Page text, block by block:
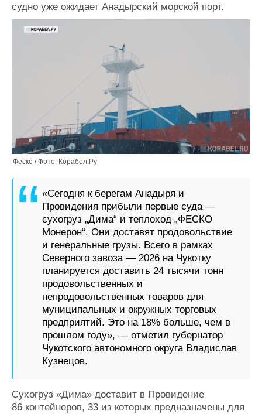
Конференции
Выставки и семинары
Флот
Все службы
судно уже ожидает Анадырский морской порт.
Феско / Фото: Корабел.Ру
«Сегодня к берегам Анадыря и
Провидения прибыли первые суда —
сухогруз „Дима“ и теплоход „ФЕСКО
Монерон“. Они доставят продовольствие
и генеральные грузы. Всего в рамках
Северного завоза — 2026 на Чукотку
планируется доставить 24 тысячи тонн
продовольственных и
непродовольственных товаров для
муниципальных и окружных торговых
предприятий. Это на 18% больше, чем в
прошлом году», — отметил губернатор
Чукотского автономного округа Владислав
Кузнецов.
Сухогруз «Дима» доставит в Провидение
86 контейнеров, 33 из которых предназначены для